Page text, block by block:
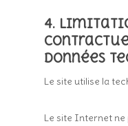
4.
données
Le site utilise la
Le site Internet